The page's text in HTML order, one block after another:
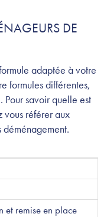
DE
adaptée à votre
formules différentes,
savoir quelle est
vous référer aux
et remise en place